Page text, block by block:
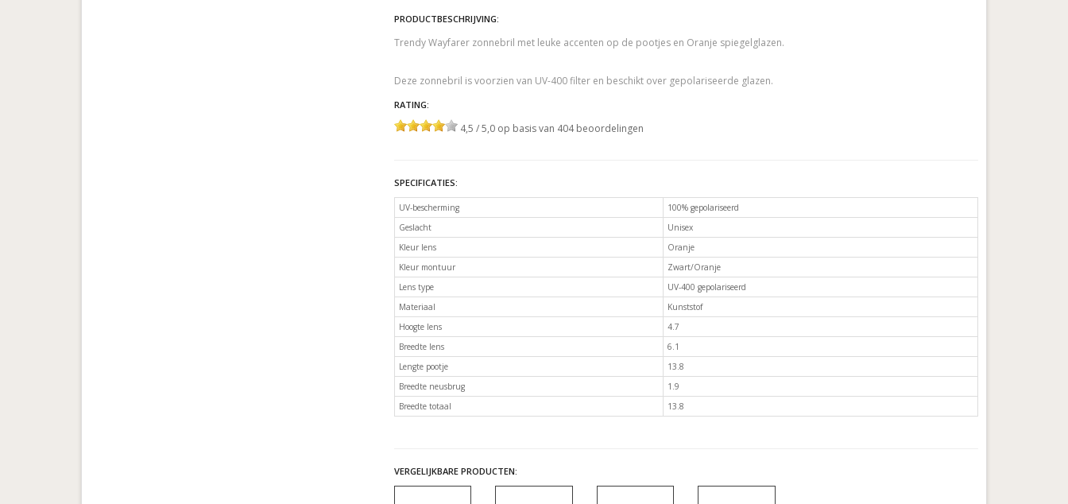
PRODUCTBESCHRIJVING:
Trendy Wayfarer zonnebril met leuke accenten op de pootjes en Oranje spiegelglazen.
Deze zonnebril is voorzien van UV-400 filter en beschikt over gepolariseerde glazen.
RATING:
4,5 / 5,0 op basis van 404 beoordelingen
SPECIFICATIES:
UV-bescherming
100% gepolariseerd
Geslacht
Unisex
Kleur lens
Oranje
Kleur montuur
Zwart/Oranje
Lens type
UV-400 gepolariseerd
Materiaal
Kunststof
Hoogte lens
4.7
Breedte lens
6.1
Lengte pootje
13.8
Breedte neusbrug
1.9
Breedte totaal
13.8
VERGELIJKBARE PRODUCTEN: